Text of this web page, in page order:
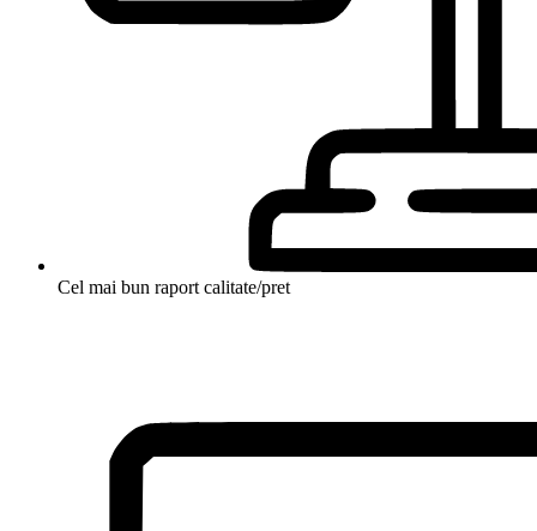
Cel mai bun raport calitate/pret